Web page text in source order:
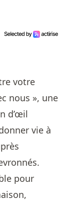
votre
nous », une
d’œil
vie à
pour